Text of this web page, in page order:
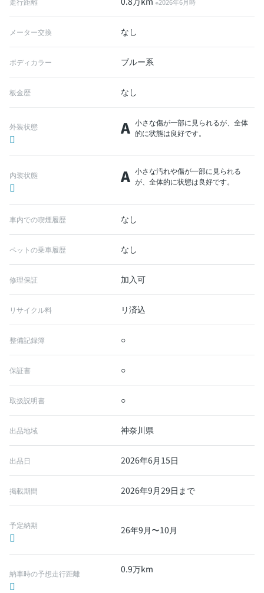
メーター交換 なし
ボディカラー ブルー系
板金歴 なし
外装状態 A 小さな傷が一部に見られるが、全体
的に状態は良好です。
内装状態 A 小さな汚れや傷が一部に見られる
が、全体的に状態は良好です。
車内での喫煙履歴 なし
ペットの乗車履歴 なし
修理保証 加入可
リサイクル料 リ済込
整備記録簿 ○
保証書 ○
取扱説明書 ○
出品地域 神奈川県
出品日 2026年6月15日
掲載期間 2026年9月29日まで
予定納期 26年9月〜10月
納車時の予想走行距離 0.9万km